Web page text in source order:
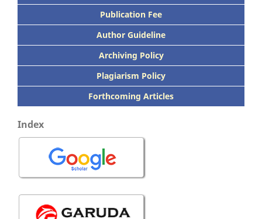
Publication Fee
Author Guideline
Archiving Policy
Plagiarism Policy
Forthcoming Articles
Index